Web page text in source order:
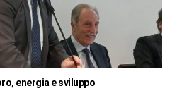
energia e sviluppo